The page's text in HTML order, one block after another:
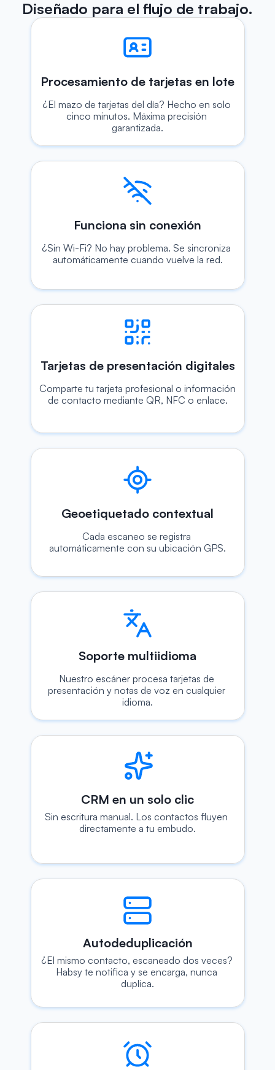
Diseñado para el flujo de trabajo.
Procesamiento de tarjetas en lote
¿El mazo de tarjetas del día? Hecho en solo
cinco minutos. Máxima precisión
garantizada.
Funciona sin conexión
¿Sin Wi-Fi? No hay problema. Se sincroniza
automáticamente cuando vuelve la red.
Tarjetas de presentación digitales
Comparte tu tarjeta profesional o información
de contacto mediante QR, NFC o enlace.
Geoetiquetado contextual
Cada escaneo se registra
automáticamente con su ubicación GPS.
Soporte multiidioma
Nuestro escáner procesa tarjetas de
presentación y notas de voz en cualquier
idioma.
CRM en un solo clic
Sin escritura manual. Los contactos fluyen
directamente a tu embudo.
Autodeduplicación
¿El mismo contacto, escaneado dos veces?
Habsy te notifica y se encarga, nunca
duplica.